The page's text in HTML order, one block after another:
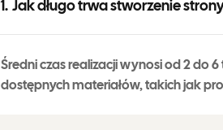
Jak długo trwa stworzenie
Średni czas realizacji wynosi od 2 do
dostępnych materiałów, takich jak